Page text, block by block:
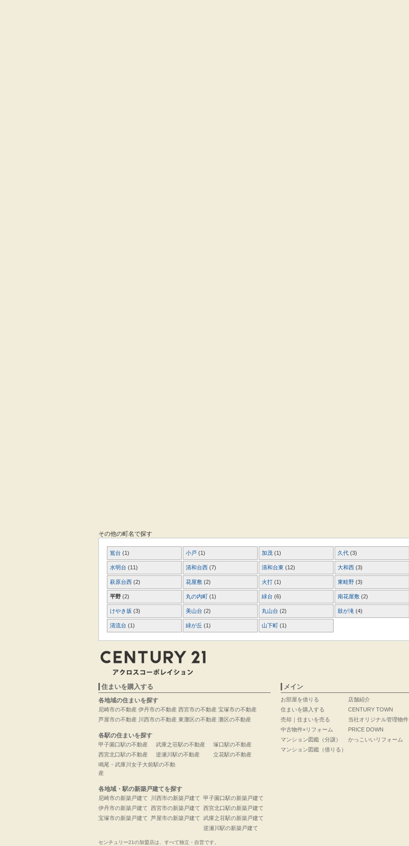
その他の町名で探す
鴬台 (1) 小戸 (1) 加茂 (1) 久代 (3)
水明台 (11) 清和台西 (7) 清和台東 (12) 大和西 (3)
萩原台西 (2) 花屋敷 (2) 火打 (1) 東畦野 (3)
平野 (2) 丸の内町 (1) 緑台 (6) 南花屋敷 (2)
けやき坂 (3) 美山台 (2) 丸山台 (2) 鼓が滝 (4)
清流台 (1) 緑が丘 (1) 山下町 (1)
住まいを購入する
各地域の住まいを探す
尼崎市の不動産
芦屋市の不動産
伊丹市の不動産
川西市の不動産
西宮市の不動産
東灘区の不動産
宝塚市の不動産
灘区の不動産
各駅の住まいを探す
甲子園口駅の不動産
西宮北口駅の不動産
武庫之荘駅の不動産
逆瀬川駅の不動産
塚口駅の不動産
立花駅の不動産
鳴尾・武庫川女子大前駅の不動
産
各地域・駅の新築戸建てを探す
尼崎市の新築戸建て
伊丹市の新築戸建て
宝塚市の新築戸建て
川西市の新築戸建て
西宮市の新築戸建て
芦屋市の新築戸建て
甲子園口駅の新築戸建て
西宮北口駅の新築戸建て
武庫之荘駅の新築戸建て
逆瀬川駅の新築戸建て
メイン
お部屋を借りる
住まいを購入する
売却｜住まいを売る
中古物件×リフォーム
マンション図鑑（分譲）
マンション図鑑（借りる）
店舗紹介
CENTURY TOWN
当社オリジナル管理物件
PRICE DOWN
かっこいいリフォーム
センチュリー21の加盟店は、すべて独立・自営です。